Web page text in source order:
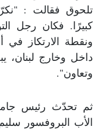
تلحوق فقالت :
كبيرًا. فكان رجل
ونقطة الارتكاز
داخل وخارج لبنان،
وتعاون".
ثم تحدّث رئيس
الأب البروفسور